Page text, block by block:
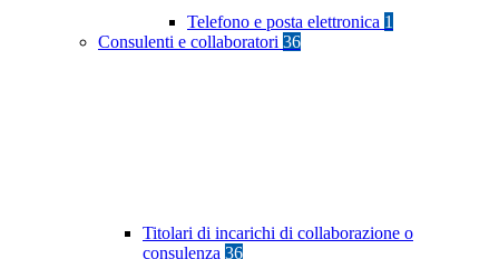
Telefono e posta elettronica 1
Consulenti e collaboratori 36
Titolari di incarichi di collaborazione o
consulenza 36